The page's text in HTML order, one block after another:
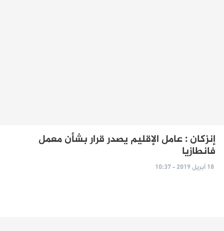
إنزكان : عامل الإقليم يصدر قرار بشأن معمل
فانطازيا
18 أبريل 2019 - 10:37